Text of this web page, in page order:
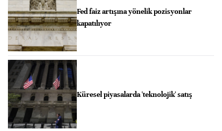
Fed faiz artışına yönelik pozisyonlar
kapatılıyor
Küresel piyasalarda 'teknolojik' satış